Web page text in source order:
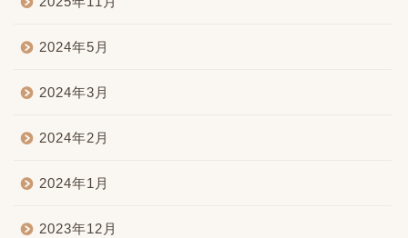
2024年5月
2024年3月
2024年2月
2024年1月
2023年12月